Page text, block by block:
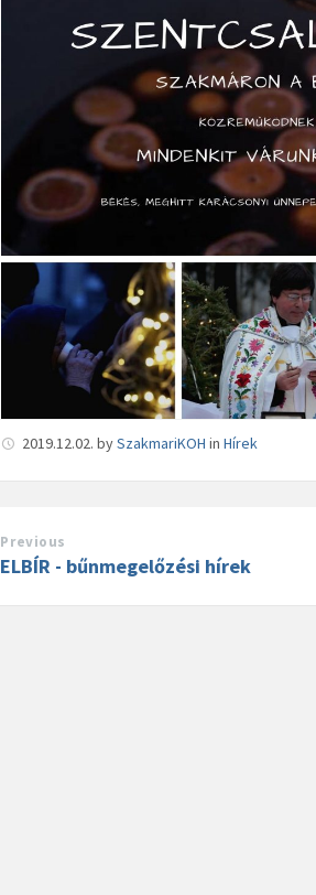
2019.12.02.bySzakmariKOH inHírek
Previous
ELBÍR - bűnmegelőzési hírek